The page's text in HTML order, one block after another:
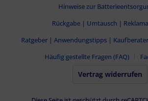
Hinweise zur
Rückgabe | Umtausch |
Ratgeber | Anwendungstipps | Kaufberater
Häufig gestellte Fragen (FAQ)
Vertrag widerrufen